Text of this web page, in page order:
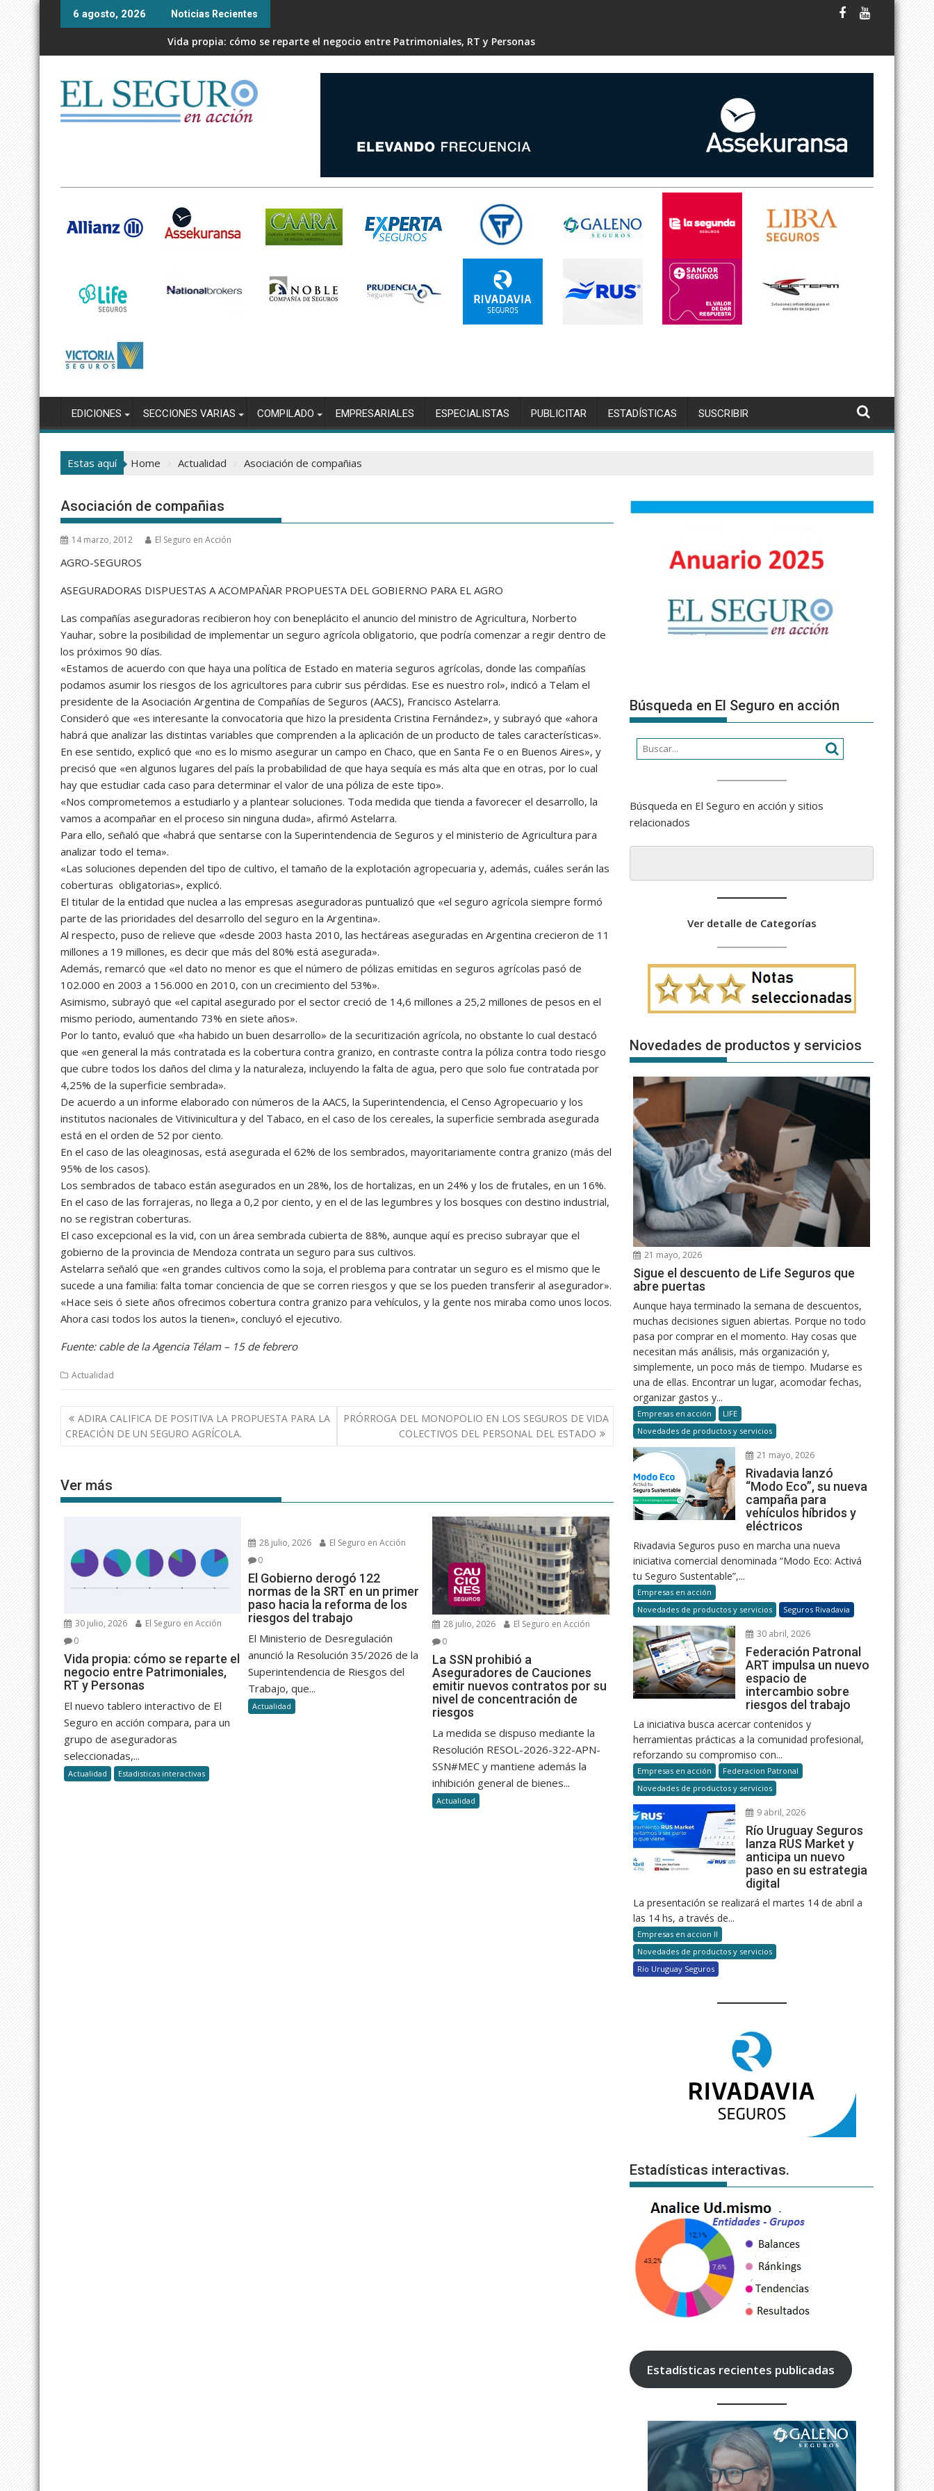
Skip
6 agosto, 2026 Noticias Recientes
Vida propia: cómo se reparte el negocio entre Patrimoniales, RT y Personas
EDICIONES SECCIONES VARIAS COMPILADO EMPRESARIALES ESPECIALISTAS PUBLICITAR ESTADÍSTICAS SUSCRIBIR
Estas aquí Home Actualidad Asociación de compañias
Asociación de compañias
14 marzo, 2012 El Seguro en Acción
AGRO-SEGUROS
ASEGURADORAS DISPUESTAS A ACOMPAÑAR PROPUESTA DEL GOBIERNO PARA EL AGRO
Las compañías aseguradoras recibieron hoy con beneplácito el anuncio del ministro de Agricultura, Norberto
Yauhar, sobre la posibilidad de implementar un seguro agrícola obligatorio, que podría comenzar a regir dentro de
los próximos 90 días.
«Estamos de acuerdo con que haya una política de Estado en materia seguros agrícolas, donde las compañías
podamos asumir los riesgos de los agricultores para cubrir sus pérdidas. Ese es nuestro rol», indicó a Telam el
presidente de la Asociación Argentina de Compañías de Seguros (AACS), Francisco Astelarra.
Consideró que «es interesante la convocatoria que hizo la presidenta Cristina Fernández», y subrayó que «ahora
habrá que analizar las distintas variables que comprenden a la aplicación de un producto de tales características».
En ese sentido, explicó que «no es lo mismo asegurar un campo en Chaco, que en Santa Fe o en Buenos Aires», y
precisó que «en algunos lugares del país la probabilidad de que haya sequía es más alta que en otras, por lo cual
hay que estudiar cada caso para determinar el valor de una póliza de este tipo».
«Nos comprometemos a estudiarlo y a plantear soluciones. Toda medida que tienda a favorecer el desarrollo, la
vamos a acompañar en el proceso sin ninguna duda», afirmó Astelarra.
Para ello, señaló que «habrá que sentarse con la Superintendencia de Seguros y el ministerio de Agricultura para
analizar todo el tema».
«Las soluciones dependen del tipo de cultivo, el tamaño de la explotación agropecuaria y, además, cuáles serán las
coberturas obligatorias», explicó.
El titular de la entidad que nuclea a las empresas aseguradoras puntualizó que «el seguro agrícola siempre formó
parte de las prioridades del desarrollo del seguro en la Argentina».
Al respecto, puso de relieve que «desde 2003 hasta 2010, las hectáreas aseguradas en Argentina crecieron de 11
millones a 19 millones, es decir que más del 80% está asegurada».
Además, remarcó que «el dato no menor es que el número de pólizas emitidas en seguros agrícolas pasó de
102.000 en 2003 a 156.000 en 2010, con un crecimiento del 53%».
Asimismo, subrayó que «el capital asegurado por el sector creció de 14,6 millones a 25,2 millones de pesos en el
mismo periodo, aumentando 73% en siete años».
Por lo tanto, evaluó que «ha habido un buen desarrollo» de la securitización agrícola, no obstante lo cual destacó
que «en general la más contratada es la cobertura contra granizo, en contraste contra la póliza contra todo riesgo
que cubre todos los daños del clima y la naturaleza, incluyendo la falta de agua, pero que solo fue contratada por
4,25% de la superficie sembrada».
De acuerdo a un informe elaborado con números de la AACS, la Superintendencia, el Censo Agropecuario y los
institutos nacionales de Vitivinicultura y del Tabaco, en el caso de los cereales, la superficie sembrada asegurada
está en el orden de 52 por ciento.
En el caso de las oleaginosas, está asegurada el 62% de los sembrados, mayoritariamente contra granizo (más del
95% de los casos).
Los sembrados de tabaco están asegurados en un 28%, los de hortalizas, en un 24% y los de frutales, en un 16%.
En el caso de las forrajeras, no llega a 0,2 por ciento, y en el de las legumbres y los bosques con destino industrial,
no se registran coberturas.
El caso excepcional es la vid, con un área sembrada cubierta de 88%, aunque aquí es preciso subrayar que el
gobierno de la provincia de Mendoza contrata un seguro para sus cultivos.
Astelarra señaló que «en grandes cultivos como la soja, el problema para contratar un seguro es el mismo que le
sucede a una familia: falta tomar conciencia de que se corren riesgos y que se los pueden transferir al asegurador».
«Hace seis ó siete años ofrecimos cobertura contra granizo para vehículos, y la gente nos miraba como unos locos.
Ahora casi todos los autos la tienen», concluyó el ejecutivo.
Fuente: cable de la Agencia Télam – 15 de febrero
Actualidad
Navegación
de
entradas
ADIRA CALIFICA DE POSITIVA LA PROPUESTA PARA LA
CREACIÓN DE UN SEGURO AGRÍCOLA.
PRÓRROGA DEL MONOPOLIO EN LOS SEGUROS DE VIDA
COLECTIVOS DEL PERSONAL DEL ESTADO
Ver más
30 julio, 2026
El Seguro en Acción
0
Vida propia: cómo se reparte el
negocio entre Patrimoniales,
RT y Personas
El nuevo tablero interactivo de El
Seguro en acción compara, para un
grupo de aseguradoras
seleccionadas,...
Actualidad Estadisticas interactivas
28 julio, 2026
El Seguro en Acción
0
El Gobierno derogó 122
normas de la SRT en un primer
paso hacia la reforma de los
riesgos del trabajo
El Ministerio de Desregulación
anunció la Resolución 35/2026 de la
Superintendencia de Riesgos del
Trabajo, que...
Actualidad
28 julio, 2026
El Seguro en Acción
0
La SSN prohibió a
Aseguradores de Cauciones
emitir nuevos contratos por su
nivel de concentración de
riesgos
La medida se dispuso mediante la
Resolución RESOL-2026-322-APN-
SSN#MEC y mantiene además la
inhibición general de bienes...
Actualidad
Búsqueda en El Seguro en acción
Búsqueda en El Seguro en acción y sitios
relacionados
Ver detalle de Categorías
Novedades de productos y servicios
21 mayo, 2026
Sigue el descuento de Life Seguros que
abre puertas
Aunque haya terminado la semana de descuentos,
muchas decisiones siguen abiertas. Porque no todo
pasa por comprar en el momento. Hay cosas que
necesitan más análisis, más organización y,
simplemente, un poco más de tiempo. Mudarse es
una de ellas. Encontrar un lugar, acomodar fechas,
organizar gastos y...
Empresas en acción
LIFE
Novedades de productos y servicios
21 mayo, 2026
Rivadavia lanzó
“Modo Eco”, su nueva
campaña para
vehículos híbridos y
eléctricos
Rivadavia Seguros puso en marcha una nueva
iniciativa comercial denominada “Modo Eco: Activá
tu Seguro Sustentable”,...
Empresas en acción
Novedades de productos y servicios
Seguros Rivadavia
30 abril, 2026
Federación Patronal
ART impulsa un nuevo
espacio de
intercambio sobre
riesgos del trabajo
La iniciativa busca acercar contenidos y
herramientas prácticas a la comunidad profesional,
reforzando su compromiso con...
Empresas en acción
Federacion Patronal
Novedades de productos y servicios
9 abril, 2026
Río Uruguay Seguros
lanza RUS Market y
anticipa un nuevo
paso en su estrategia
digital
La presentación se realizará el martes 14 de abril a
las 14 hs, a través de...
Empresas en accion II
Novedades de productos y servicios
Río Uruguay Seguros
Estadísticas interactivas.
Estadísticas recientes publicadas